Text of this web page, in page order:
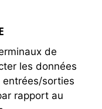
de
les données
entrées/sorties
rapport au